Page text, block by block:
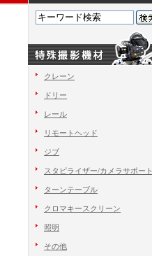
クレーン
ドリー
レール
リモートヘッド
ジブ
スタピライザー/カメラサポート
ターンテーブル
クロマキースクリーン
照明
その他